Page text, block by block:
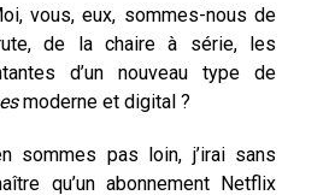
vous, eux, sommes-nous de
de la chaire à série, les
d’un nouveau type de
moderne et digital ?
sommes pas loin, j’irai sans
qu’un abonnement Netflix